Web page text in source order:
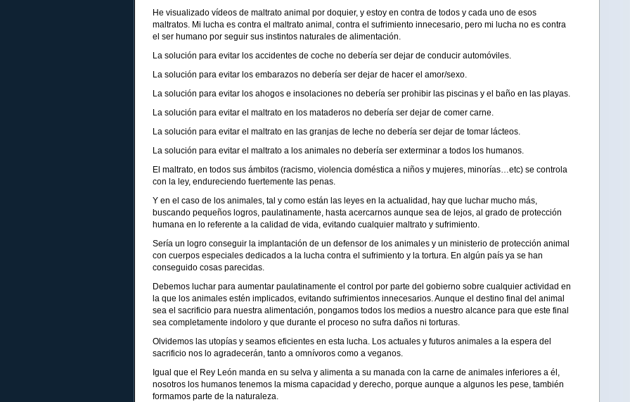
He visualizado vídeos de maltrato animal por doquier, y estoy en contra de todos y cada uno de esos
maltratos. Mi lucha es contra el maltrato animal, contra el sufrimiento innecesario, pero mi lucha no es contra
el ser humano por seguir sus instintos naturales de alimentación.
La solución para evitar los accidentes de coche no debería ser dejar de conducir automóviles.
La solución para evitar los embarazos no debería ser dejar de hacer el amor/sexo.
La solución para evitar los ahogos e insolaciones no debería ser prohibir las piscinas y el baño en las playas.
La solución para evitar el maltrato en los mataderos no debería ser dejar de comer carne.
La solución para evitar el maltrato en las granjas de leche no debería ser dejar de tomar lácteos.
La solución para evitar el maltrato a los animales no debería ser exterminar a todos los humanos.
El maltrato, en todos sus ámbitos (racismo, violencia doméstica a niños y mujeres, minorías…etc) se controla
con la ley, endureciendo fuertemente las penas.
Y en el caso de los animales, tal y como están las leyes en la actualidad, hay que luchar mucho más,
buscando pequeños logros, paulatinamente, hasta acercarnos aunque sea de lejos, al grado de protección
humana en lo referente a la calidad de vida, evitando cualquier maltrato y sufrimiento.
Sería un logro conseguir la implantación de un defensor de los animales y un ministerio de protección animal
con cuerpos especiales dedicados a la lucha contra el sufrimiento y la tortura. En algún país ya se han
conseguido cosas parecidas.
Debemos luchar para aumentar paulatinamente el control por parte del gobierno sobre cualquier actividad en
la que los animales estén implicados, evitando sufrimientos innecesarios. Aunque el destino final del animal
sea el sacrificio para nuestra alimentación, pongamos todos los medios a nuestro alcance para que este final
sea completamente indoloro y que durante el proceso no sufra daños ni torturas.
Olvidemos las utopías y seamos eficientes en esta lucha. Los actuales y futuros animales a la espera del
sacrificio nos lo agradecerán, tanto a omnívoros como a veganos.
Igual que el Rey León manda en su selva y alimenta a su manada con la carne de animales inferiores a él,
nosotros los humanos tenemos la misma capacidad y derecho, porque aunque a algunos les pese, también
formamos parte de la naturaleza.